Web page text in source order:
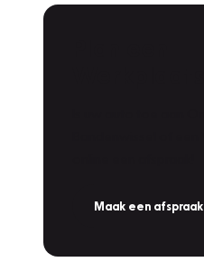
Maak een afspraak